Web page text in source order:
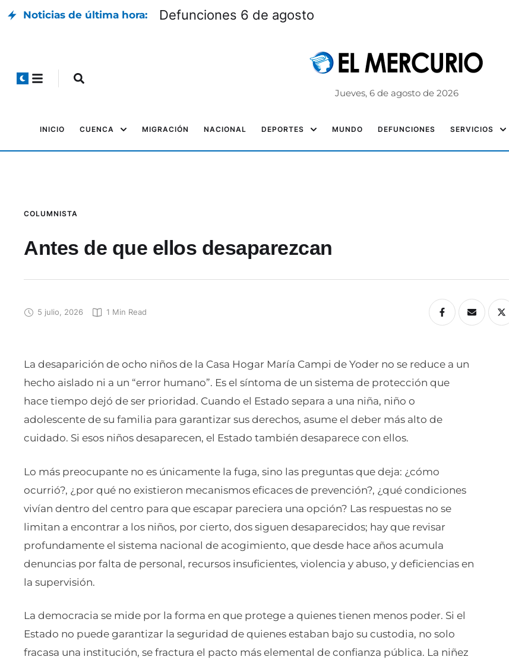
Noticias de última hora: Defunciones 6 de agosto
Jueves, 6 de agosto de 2026
INICIO CUENCA MIGRACIÓN NACIONAL DEPORTES MUNDO DEFUNCIONES SERVICIOS
COLUMNISTA
Antes de que ellos desaparezcan
5 julio, 2026 1 Min Read
La desaparición de ocho niños de la Casa Hogar María Campi de Yoder no se reduce a un
hecho aislado ni a un “error humano”. Es el síntoma de un sistema de protección que
hace tiempo dejó de ser prioridad. Cuando el Estado separa a una niña, niño o
adolescente de su familia para garantizar sus derechos, asume el deber más alto de
cuidado. Si esos niños desaparecen, el Estado también desaparece con ellos.
Lo más preocupante no es únicamente la fuga, sino las preguntas que deja: ¿cómo
ocurrió?, ¿por qué no existieron mecanismos eficaces de prevención?, ¿qué condiciones
vivían dentro del centro para que escapar pareciera una opción? Las respuestas no se
limitan a encontrar a los niños, por cierto, dos siguen desaparecidos; hay que revisar
profundamente el sistema nacional de acogimiento, que desde hace años acumula
denuncias por falta de personal, recursos insuficientes, violencia y abuso, y deficiencias en
la supervisión.
La democracia se mide por la forma en que protege a quienes tienen menos poder. Si el
Estado no puede garantizar la seguridad de quienes estaban bajo su custodia, no solo
fracasa una institución, se fractura el pacto más elemental de confianza pública. La niñez